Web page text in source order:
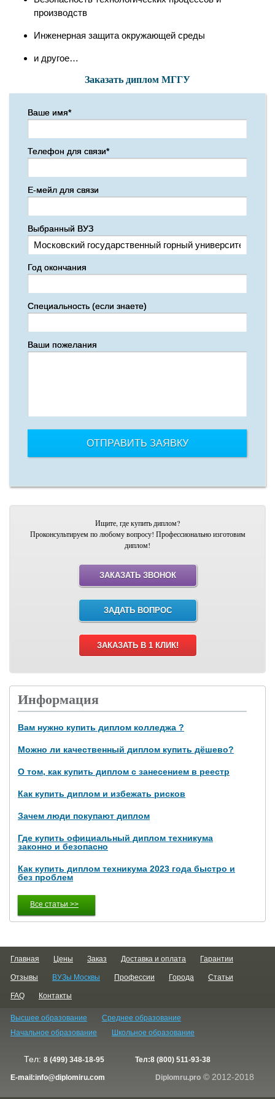
производств
Инженерная защита окружающей среды
и другое…
Заказать диплом МГГУ
Ваше имя*
Телефон для связи*
Е-мейл для связи
Выбранный ВУЗ
Год окончания
Специальность (если знаете)
Ваши пожелания
Ищите, где купить диплом?
Проконсультируем по любому вопросу! Профессионально изготовим
диплом!
ЗАКАЗАТЬ ЗВОНОК
ЗАДАТЬ ВОПРОС
ЗАКАЗАТЬ В 1 КЛИК!
Информация
Вам нужно купить диплом колледжа ?
Можно ли качественный диплом купить дёшево?
О том, как купить диплом с занесением в реестр
Как купить диплом и избежать рисков
Зачем люди покупают диплом
Где купить официальный диплом техникума
законно и безопасно
Как купить диплом техникума 2023 года быстро и
без проблем
Все статьи >>
Главная Цены Заказ Доставка и оплата Гарантии
Отзывы ВУЗы Москвы Профессии Города Статьи
FAQ Контакты
Высшее образование
Среднее образование
Начальное образование
Школьное образование
Тел: 8 (499) 348-18-95 Тел:8 (800) 511-93-38
E-mail:info@diplomiru.com Diplomru.pro © 2012-2018